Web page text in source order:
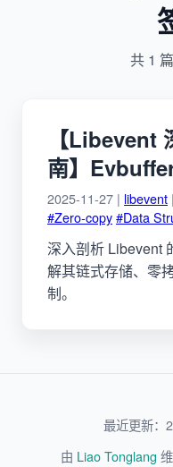
共 1
【Libevent
南】
2025-11-27 | libevent |
#Zero-copy#Data
深入剖析 Libevent
解其链式存储、零
制。
最近更新：
由 Liao Tonglang